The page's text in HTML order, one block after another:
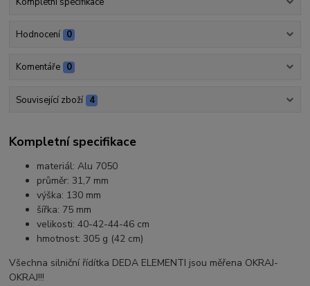
Hodnocení 0
Komentáře 0
Související zboží 4
Kompletní specifikace
materiál: Alu 7050
průměr: 31,7 mm
výška: 130 mm
šířka: 75 mm
velikosti: 40-42-44-46 cm
hmotnost: 305 g (42 cm)
Všechna silniční řídítka DEDA ELEMENTI jsou měřena OKRAJ-
OKRAJ!!!